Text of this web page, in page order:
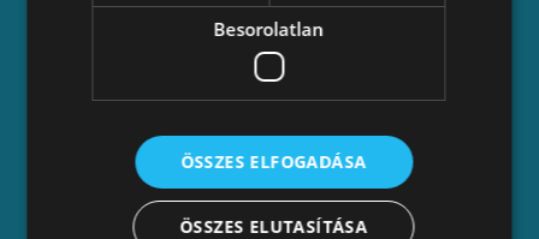
varosesafolyo
Hírlevél feliratkozás
E-mail cím*
Besorolatlan
ÖSSZES ELFOGADÁSA
ÖSSZES ELUTASÍTÁSA